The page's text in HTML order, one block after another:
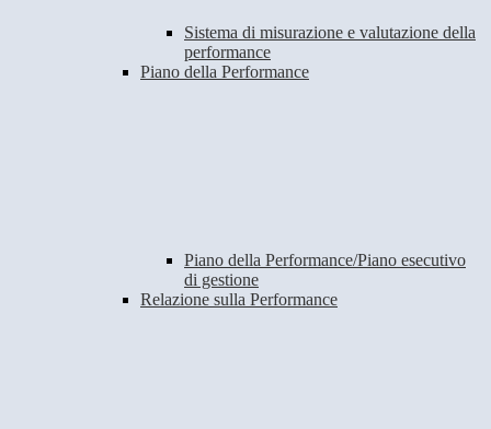
Sistema di misurazione e valutazione della
performance
Piano della Performance
Piano della Performance/Piano esecutivo
di gestione
Relazione sulla Performance